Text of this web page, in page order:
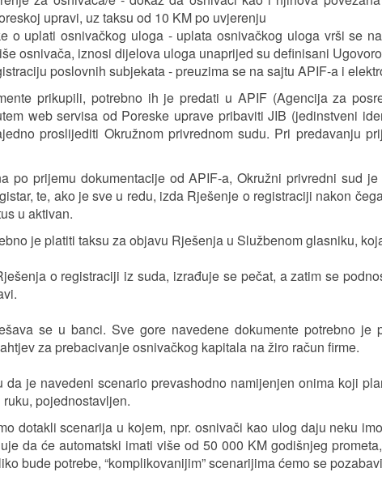
upravi, uz taksu od 10 KM po uvjerenju
o uplati osnivačkog uloga - uplata osnivačkog uloga vrši se
osnivača, iznosi dijelova uloga unaprijed su definisani
poslovnih subjekata - preuzima se na sajtu APIF-a i
prikupili, potrebno ih je predati u APIF (Agencija za
web servisa od Poreske uprave pribaviti JIB (jedinstveni
proslijediti Okružnom privrednom sudu. Pri predavanju
po prijemu dokumentacije od APIF-a, Okružni privredni sud
te, ako je sve u redu, izda Rješenje o registraciji nakon
u aktivan.
je platiti taksu za objavu Rješenja u Službenom glasniku,
o registraciji iz suda, izrađuje se pečat, a zatim se
se u banci. Sve gore navedene dokumente potrebno je
za prebacivanje osnivačkog kapitala na žiro račun firme.
da je navedeni scenario prevashodno namijenjen onima koji
pojednostavljen.
dotakli scenarija u kojem, npr. osnivači kao ulog daju neku
da će automatski imati više od 50 000 KM godišnjeg
bude potrebe, “komplikovanijim” scenarijima ćemo se